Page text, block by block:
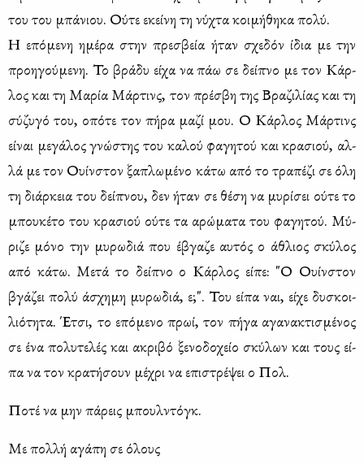
του του μπά­νιου. Ού­τε εκεί­νη τη νύ­χτα κοι­μή­θη­κα πο­λύ.
Η επό­με­νη ημέ­ρα στην πρε­σβεία ήταν σχε­δόν ίδια με την
προη­γού­με­νη. Το βρά­δυ εί­χα να πάω σε δεί­πνο με τον Κάρ­
λος και τη Μα­ρία Μάρ­τινς, τον πρέ­σβη της Βρα­ζι­λί­ας και τη
σύ­ζυ­γό του, οπό­τε τον πή­ρα μα­ζί μου. Ο Κάρ­λος Μάρ­τινς
εί­ναι με­γά­λος γνώ­στης του κα­λού φα­γη­τού και κρα­σιού, αλ­
λά με τον Ουίν­στον ξα­πλω­μέ­νο κά­τω από το τρα­πέ­ζι σε όλη
τη διάρ­κεια του δεί­πνου, δεν ήταν σε θέ­ση να μυ­ρί­σει ού­τε το
μπου­κέ­το του κρα­σιού ού­τε τα αρώ­μα­τα του φα­γη­τού. Μύ­
ρι­ζε μό­νο την μυ­ρω­διά που έβγα­ζε αυ­τός ο άθλιος σκύ­λος
από κά­τω. Με­τά το δεί­πνο ο Κάρ­λος εί­πε: "Ο Ουίν­στον
βγά­ζει πο­λύ άσχη­μη μυ­ρω­διά, ε;". Του εί­πα ναι, εί­χε δυ­σκοι­
λιό­τη­τα. Έτσι, το επό­με­νο πρωί, τον πή­γα αγα­να­κτι­σμέ­νος
σε ένα πο­λυ­τε­λές και ακρι­βό ξε­νο­δο­χείο σκύ­λων και τους εί­
πα να τον κρα­τή­σουν μέ­χρι να επι­στρέ­ψει ο Πολ.
Πο­τέ να μην πά­ρεις μπουλ­ντόγκ.
Με πολ­λή αγά­πη σε όλους